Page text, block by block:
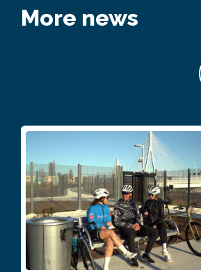
More news